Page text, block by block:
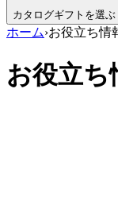
カタログギフトを選ぶ
ホーム›お役立ち情
お役立ち